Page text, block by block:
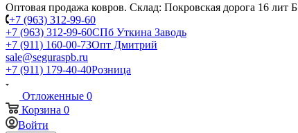
Оптовая продажа ковров. Склад: Покровская дорога 16 лит Б
+7 (963) 312-99-60
+7 (963) 312-99-60СПб Уткина Заводь
+7 (911) 160-00-73Опт Дмитрий
sale@seguraspb.ru
+7 (911) 179-40-40Розница
Отложенные 0
Корзина 0
Войти